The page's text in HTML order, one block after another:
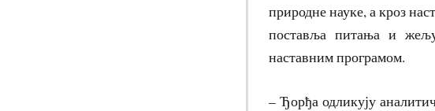
природне науке, а кроз
поставља питања и
наставним програмом.
– Ђорђа одликују